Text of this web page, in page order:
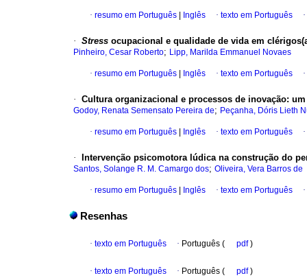
· resumo em Português Inglês · texto em Português ·
· Stress ocupacional e qualidade de vida em
Pinheiro, Cesar Roberto; Lipp, Marilda Emmanuel Novaes
· resumo em Português Inglês · texto em Português ·
· Cultura organizacional e processos de inovação:
Godoy, Renata Semensato Pereira de; Peçanha, Dóris Lieth
· resumo em Português Inglês · texto em Português ·
· Intervenção psicomotora lúdica na construção do
Santos, Solange R. M. Camargo dos; Oliveira, Vera Barros de
· resumo em Português Inglês · texto em Português ·
Resenhas
· texto em Português · Português ( pdf)
· texto em Português · Português ( pdf)